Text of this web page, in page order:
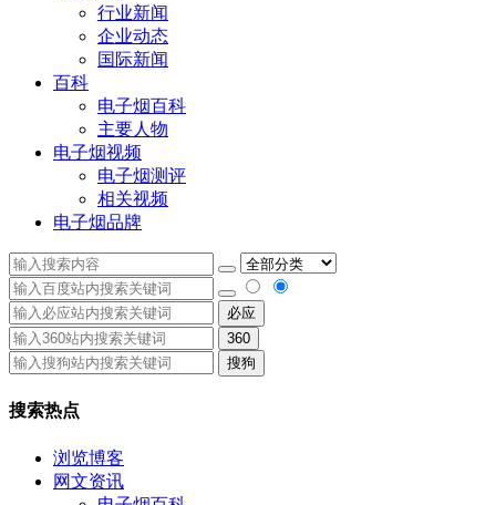
行业新闻
企业动态
国际新闻
百科
电子烟百科
主要人物
电子烟视频
电子烟测评
相关视频
电子烟品牌
必应
360
搜狗
搜索热点
浏览博客
网文资讯